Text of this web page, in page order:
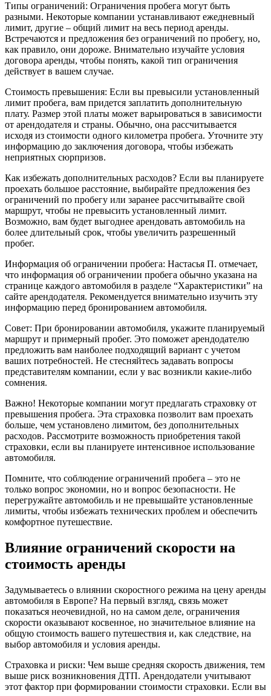
Типы ограничений: Ограничения пробега могут быть
разными. Некоторые компании устанавливают ежедневный
лимит, другие – общий лимит на весь период аренды.
Встречаются и предложения без ограничений по пробегу, но,
как правило, они дороже. Внимательно изучайте условия
договора аренды, чтобы понять, какой тип ограничения
действует в вашем случае.
Стоимость превышения: Если вы превысили установленный
лимит пробега, вам придется заплатить дополнительную
плату. Размер этой платы может варьироваться в зависимости
от арендодателя и страны. Обычно, она рассчитывается
исходя из стоимости одного километра пробега. Уточните эту
информацию до заключения договора, чтобы избежать
неприятных сюрпризов.
Как избежать дополнительных расходов? Если вы планируете
проехать большое расстояние, выбирайте предложения без
ограничений по пробегу или заранее рассчитывайте свой
маршрут, чтобы не превысить установленный лимит.
Возможно, вам будет выгоднее арендовать автомобиль на
более длительный срок, чтобы увеличить разрешенный
пробег.
Информация об ограничении пробега: Настасья П. отмечает,
что информация об ограничении пробега обычно указана на
странице каждого автомобиля в разделе “Характеристики” на
сайте арендодателя. Рекомендуется внимательно изучить эту
информацию перед бронированием автомобиля.
Совет: При бронировании автомобиля, укажите планируемый
маршрут и примерный пробег. Это поможет арендодателю
предложить вам наиболее подходящий вариант с учетом
ваших потребностей. Не стесняйтесь задавать вопросы
представителям компании, если у вас возникли какие-либо
сомнения.
Важно! Некоторые компании могут предлагать страховку от
превышения пробега. Эта страховка позволит вам проехать
больше, чем установлено лимитом, без дополнительных
расходов. Рассмотрите возможность приобретения такой
страховки, если вы планируете интенсивное использование
автомобиля.
Помните, что соблюдение ограничений пробега – это не
только вопрос экономии, но и вопрос безопасности. Не
перегружайте автомобиль и не превышайте установленные
лимиты, чтобы избежать технических проблем и обеспечить
комфортное путешествие.
Влияние ограничений скорости на
стоимость аренды
Задумываетесь о влиянии скоростного режима на цену аренды
автомобиля в Европе? На первый взгляд, связь может
показаться неочевидной, но на самом деле, ограничения
скорости оказывают косвенное, но значительное влияние на
общую стоимость вашего путешествия и, как следствие, на
выбор автомобиля и условия аренды.
Страховка и риски: Чем выше средняя скорость движения, тем
выше риск возникновения ДТП. Арендодатели учитывают
этот фактор при формировании стоимости страховки. Если вы